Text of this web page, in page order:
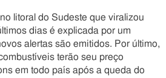
litoral do Sudeste que viralizou
dias é explicada por um
alertas são emitidos. Por último,
terão seu preço
em todo país após a queda do